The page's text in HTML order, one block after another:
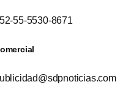
55-5530-8671